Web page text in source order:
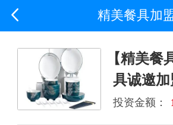
 精美餐具加
【精美餐
具诚邀加
投资金额：